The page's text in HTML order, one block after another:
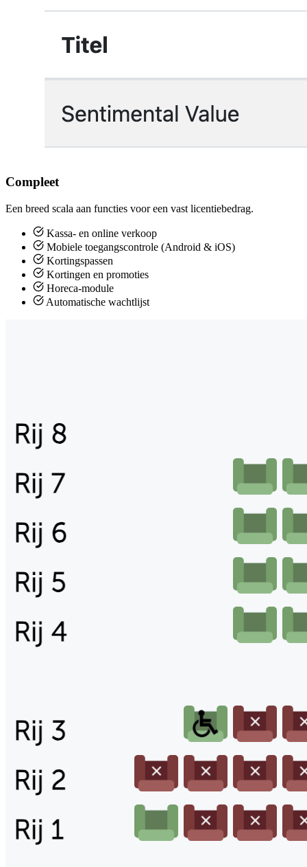
Compleet
Een breed scala aan functies voor een vast licentiebedrag.
Kassa- en online verkoop
Mobiele toegangscontrole (Android & iOS)
Kortingspassen
Kortingen en promoties
Horeca-module
Automatische wachtlijst